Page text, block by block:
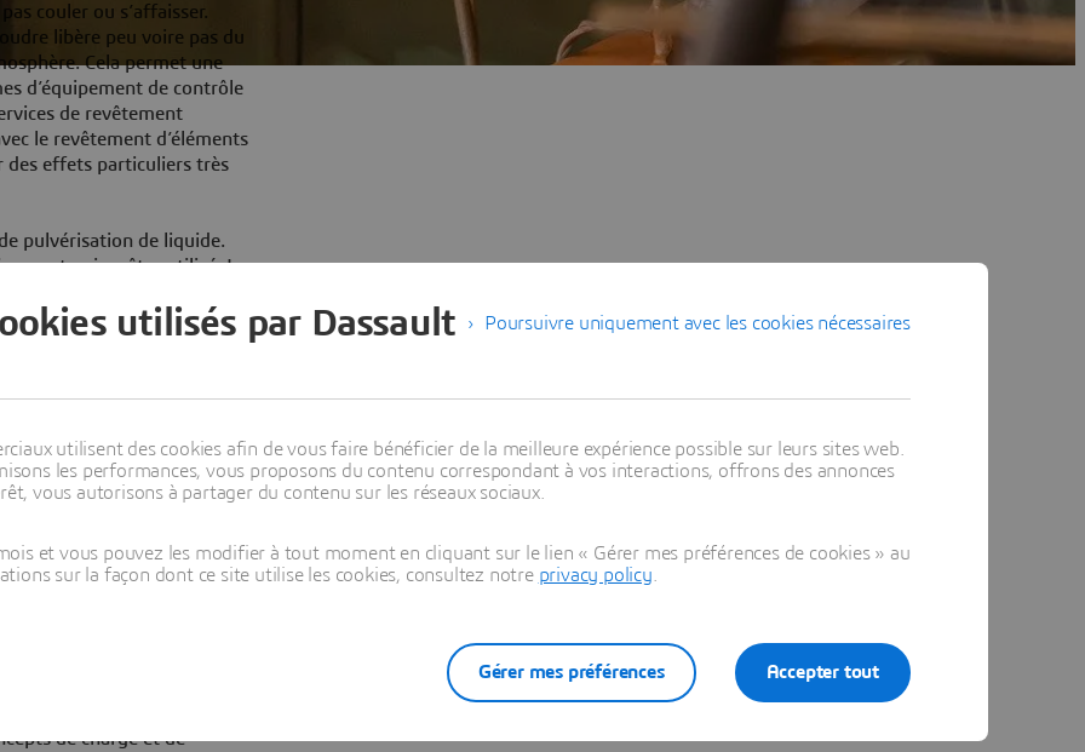
couler ou s’affaisser.
libère peu voire pas du
Cela permet une
d’équipement de contrôle
de revêtement
le revêtement d’éléments
des effets particuliers très
pulvérisation de liquide.
qui va être utilisé. La
poussière, de graisses, de
le revêtement par
tels que le pistolet
et le revêtement par
de durcissement
de
?
ou corona. Une gamme
de charge et de
Poursuivre uniquement avec les cookies nécessaires
utilisés par Dassault
utilisent des cookies afin de vous faire bénéficier de la meilleure expérience possible sur leurs sites web.
les performances, vous proposons du contenu correspondant à vos interactions, offrons des annonces
vous autorisons à partager du contenu sur les réseaux sociaux.
et vous pouvez les modifier à tout moment en cliquant sur le lien « Gérer mes préférences de cookies » au
sur la façon dont ce site utilise les cookies, consultez notre privacy policy
Accepter tout
Gérer mes préférences